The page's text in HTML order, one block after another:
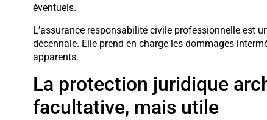
éventuels.
L’assurance responsabilité civile professionnelle est
décennale. Elle prend en charge les dommages
apparents.
La protection juridique
facultative, mais utile